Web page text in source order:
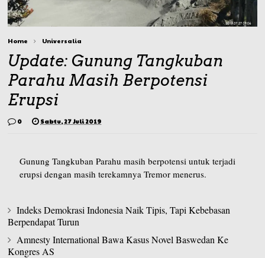
Home Universalia
Update: Gunung Tangkuban
Parahu Masih Berpotensi
Erupsi
0 Sabtu, 27 Juli 2019
Gunung Tangkuban Parahu masih berpotensi untuk terjadi
erupsi dengan masih terekamnya Tremor menerus.
Indeks Demokrasi Indonesia Naik Tipis, Tapi Kebebasan
Berpendapat Turun
Amnesty International Bawa Kasus Novel Baswedan Ke
Kongres AS